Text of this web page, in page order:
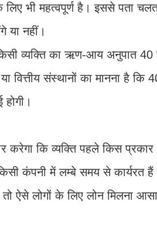
भी महत्वपूर्ण है। इससे पता
या नहीं।
व्यक्ति का ऋण-आय अनुपात
वित्तीय संस्थानों का मानना ​​है
करेगा कि व्यक्ति पहले किस
कंपनी में लम्बे समय से
ऐसे लोगों के लिए लोन मिलना